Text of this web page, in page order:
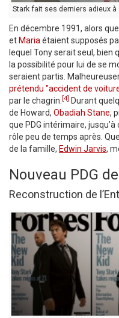
Stark fait ses derniers adieux à
En décembre 1991, alors
et Mariaétaient supposés
lequel Tony serait seul,
la possibilité pour lui de se
seraient partis.
prétendu "accident de
par le chagrin. [4] Durant
de Howard, Obadiah Stane,
que PDG intérimaire,
rôle peu de temps après.
de la famille, Edwin Jarvis,
Nouveau PDG
Reconstruction de